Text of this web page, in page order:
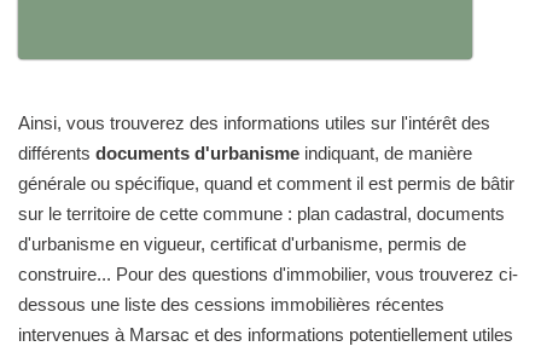
Ainsi, vous trouverez des informations utiles sur l'intérêt des
différents documents d'urbanisme indiquant, de manière
générale ou spécifique, quand et comment il est permis de bâtir
sur le territoire de cette commune : plan cadastral, documents
d'urbanisme en vigueur, certificat d'urbanisme, permis de
construire... Pour des questions d'immobilier, vous trouverez ci-
dessous une liste des cessions immobilières récentes
intervenues à Marsac et des informations potentiellement utiles